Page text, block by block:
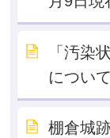
「汚染
について
棚倉城